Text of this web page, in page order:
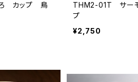
THM2-01T サー
プ
¥2,750